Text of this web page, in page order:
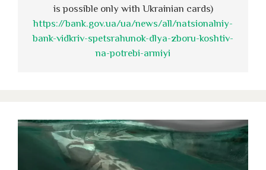
is possible only with Ukrainian cards)
https://bank.gov.ua/ua/news/all/natsionalniy-
bank-vidkriv-spetsrahunok-dlya-zboru-koshtiv-
na-potrebi-armiyi